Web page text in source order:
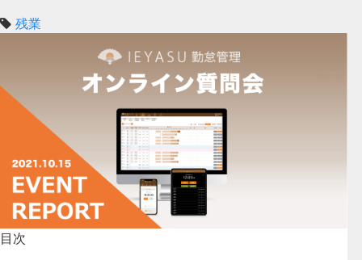
残業
目次